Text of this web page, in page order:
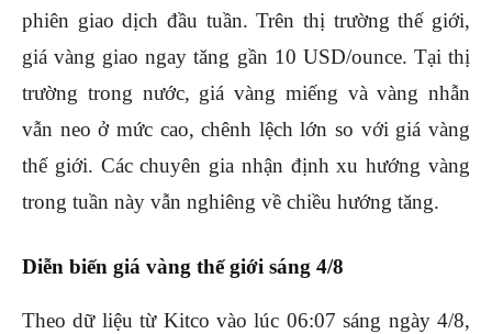
phiên giao dịch đầu tuần. Trên thị trường thế giới,
giá vàng giao ngay tăng gần 10 USD/ounce. Tại thị
trường trong nước, giá vàng miếng và vàng nhẫn
vẫn neo ở mức cao, chênh lệch lớn so với giá vàng
thế giới. Các chuyên gia nhận định xu hướng vàng
trong tuần này vẫn nghiêng về chiều hướng tăng.
Diễn biến giá vàng thế giới sáng 4/8
Theo dữ liệu từ Kitco vào lúc 06:07 sáng ngày 4/8,